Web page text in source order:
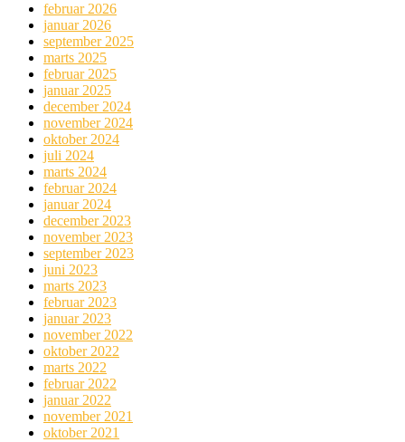
februar 2026
januar 2026
september 2025
marts 2025
februar 2025
januar 2025
december 2024
november 2024
oktober 2024
juli 2024
marts 2024
februar 2024
januar 2024
december 2023
november 2023
september 2023
juni 2023
marts 2023
februar 2023
januar 2023
november 2022
oktober 2022
marts 2022
februar 2022
januar 2022
november 2021
oktober 2021